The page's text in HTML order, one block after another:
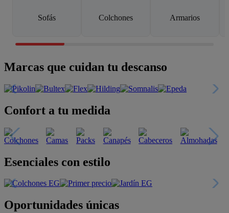
Sofás Colchones Armarios
Marcas que cuidan tu descanso
Confort a tu medida
Esenciales con estilo
Oportunidades únicas